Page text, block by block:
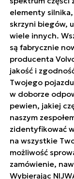
elementy
skrzyni biegów,
wiele innych.
są fabrycznie
producenta
jakość i
Twojego
w doborze
pewien, jakiej
naszym
zidentyfikować
na wszystkie
możliwość
zamówienie,
Wybierając